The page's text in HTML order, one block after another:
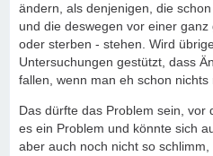
ändern, als denjenigen, die
und die deswegen vor einer
oder sterben - stehen. Wird
Untersuchungen gestützt, dass
fallen, wenn man eh schon nichts
Das dürfte das Problem sein, vor
es ein Problem und könnte sich
aber auch noch nicht so